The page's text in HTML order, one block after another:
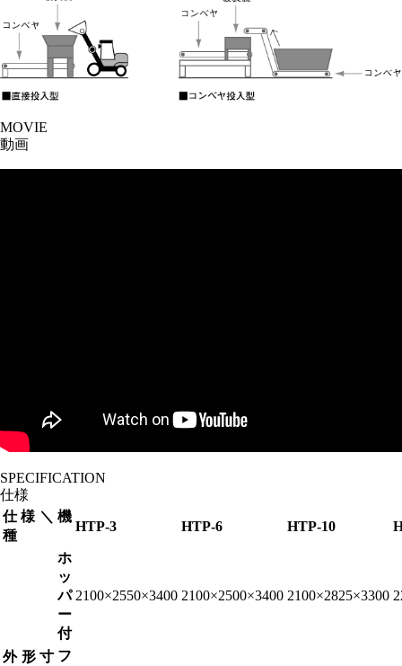
MOVIE
動画
SPECIFICATION
仕様
仕様＼機
種
HTP-3 HTP-6 HTP-10
外形寸
ホ
ッ
パ
ー
付
2100×2550×3400 2100×2500×3400 2100×2825×3300
フ